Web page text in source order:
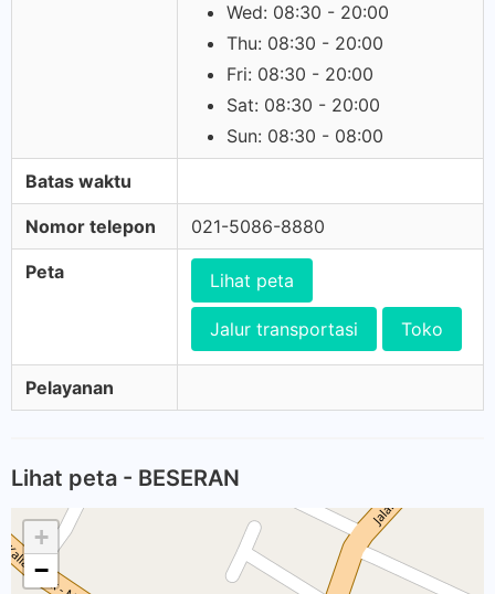
Wed: 08:30 - 20:00
Thu: 08:30 - 20:00
Fri: 08:30 - 20:00
Sat: 08:30 - 20:00
Sun: 08:30 - 08:00
Batas waktu
Nomor telepon 021-5086-8880
Peta Lihat peta
Jalur transportasi Toko
Pelayanan
Lihat peta - BESERAN
+
−